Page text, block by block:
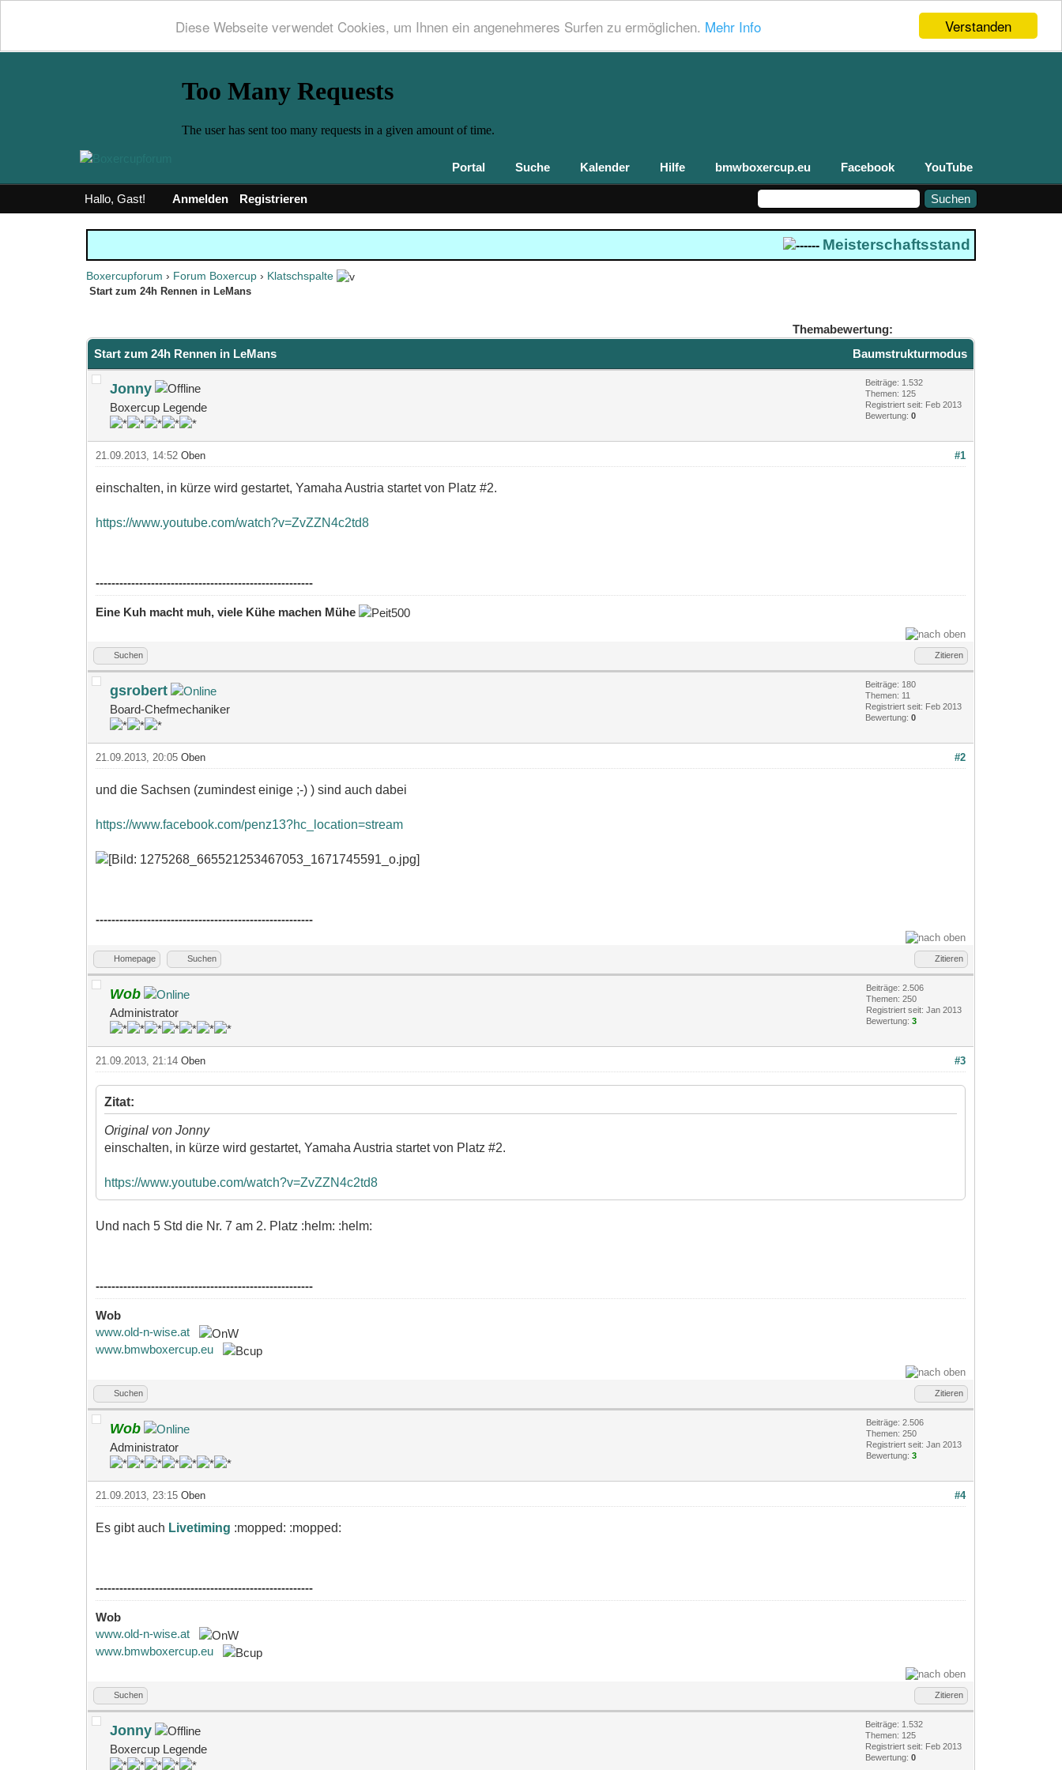
Verstanden
Diese Webseite verwendet Cookies, um Ihnen ein angenehmeres Surfen zu ermöglichen. Mehr Info
Portal Suche Kalender Hilfe bmwboxercup.eu Facebook YouTube
Hallo, Gast! Anmelden Registrieren
------Meisterschaftsstand 2026
Boxercupforum › Forum Boxercup › Klatschspalte
Start zum 24h Rennen in LeMans
Themabewertung:
Baumstrukturmodus
Start zum 24h Rennen in LeMans
Jonny
Boxercup Legende
Beiträge: 1.532
Themen: 125
Registriert seit: Feb 2013
Bewertung:0
#1
21.09.2013, 14:52Oben
einschalten, in kürze wird gestartet, Yamaha Austria startet von Platz #2.
https://www.youtube.com/watch?v=ZvZZN4c2td8
-------------------------------------------------------
Eine Kuh macht muh, viele Kühe machen Mühe
Suchen Zitieren
gsrobert
Board-Chefmechaniker
Beiträge: 180
Themen: 11
Registriert seit: Feb 2013
Bewertung:0
#2
21.09.2013, 20:05Oben
und die Sachsen (zumindest einige ;-) ) sind auch dabei
https://www.facebook.com/penz13?hc_location=stream
-------------------------------------------------------
Homepage Suchen Zitieren
Wob
Administrator
Beiträge: 2.506
Themen: 250
Registriert seit: Jan 2013
Bewertung:3
#3
21.09.2013, 21:14Oben
Zitat:
Original von Jonny
einschalten, in kürze wird gestartet, Yamaha Austria startet von Platz #2.
https://www.youtube.com/watch?v=ZvZZN4c2td8
Und nach 5 Std die Nr. 7 am 2. Platz :helm: :helm:
-------------------------------------------------------
Wob
www.old-n-wise.at
www.bmwboxercup.eu
Suchen Zitieren
Wob
Administrator
Beiträge: 2.506
Themen: 250
Registriert seit: Jan 2013
Bewertung:3
#4
21.09.2013, 23:15Oben
Es gibt auch Livetiming :mopped: :mopped:
-------------------------------------------------------
Wob
www.old-n-wise.at
www.bmwboxercup.eu
Suchen Zitieren
Jonny
Boxercup Legende
Beiträge: 1.532
Themen: 125
Registriert seit: Feb 2013
Bewertung:0